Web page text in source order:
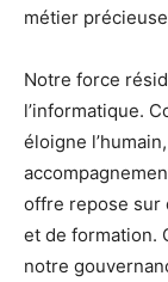
métier
Notre force
l’informatique.
éloigne
offre repose sur
et de formation.
notre